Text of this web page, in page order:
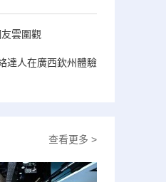
雲圍觀
達人在廣西欽州體驗
查看更多 >